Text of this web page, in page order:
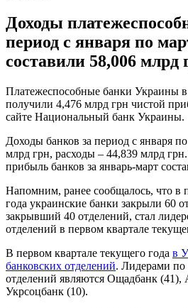
Доходы
период с января по
составили 58,006 млрд
Платежеспособные банки Украины в
получили 4,476 млрд грн чистой
сайте Национальный банк Украины.
Доходы банков за период с января
млрд грн, расходы – 44,839 млрд
прибыль банков за январь-март
Напомним, ранее сообщалось, что в
года украинские банки закрыли 60
закрывший 40 отделений, стал
отделений в первом квартале
В первом квартале текущего года в
банковских отделений. Лидерами по
отделений являются Ощадбанк (41),
Укрсоцбанк (10).